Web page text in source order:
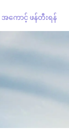
အကောင့် ဖန်တီးရန်